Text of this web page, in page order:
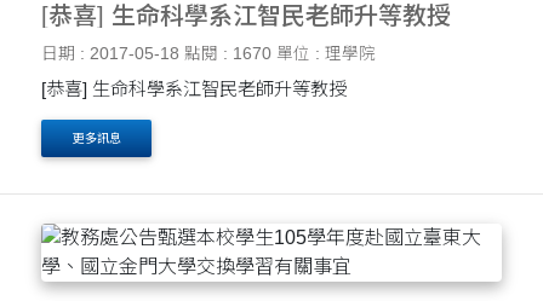
[恭喜] 生命科學系江智民老師升等教授
日期 : 2017-05-18 點閱 : 1670 單位 : 理學院
[恭喜] 生命科學系江智民老師升等教授
更多訊息